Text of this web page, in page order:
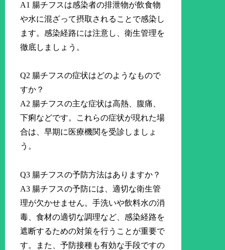
A1 腸チフスは感染者の排泄物が飲食物
や水に混ざって摂取されることで感染し
ます。感染経路には注意し、衛生管理を
徹底しましょう。
Q2 腸チフスの症状はどのようなもので
すか？
A2 腸チフスの主な症状は高熱、腹痛、
下痢などです。これらの症状が現れた場
合は、早期に医療機関を受診しましょ
う。
Q3 腸チフスの予防方法はありますか？
A3 腸チフスの予防には、適切な衛生管
理が欠かせません。手洗いや飲料水の消
毒、食材の適切な調理など、感染経路を
遮断するための対策を行うことが重要で
す。また、予防接種も有効な手段ですの